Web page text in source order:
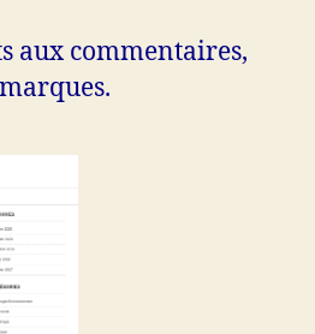
aux commentaires,